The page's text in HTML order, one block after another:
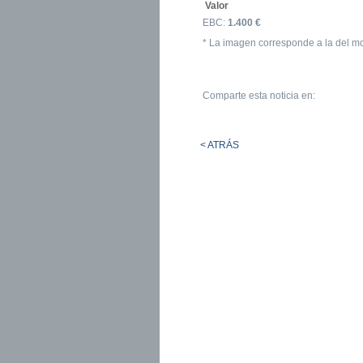
Valor
EBC: 1.400 €
* La imagen corresponde a la del
Comparte esta noticia en:
< ATRÁS